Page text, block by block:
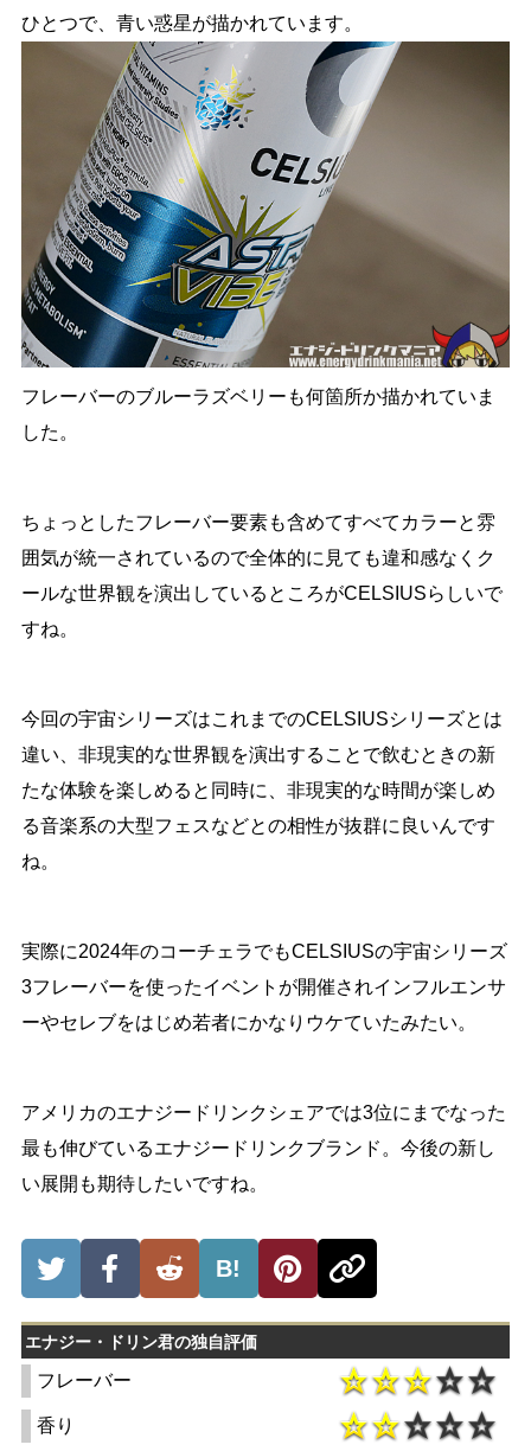
ひとつで、青い惑星が描かれています。
フレーバーのブルーラズベリーも何箇所か描かれていま
した。
ちょっとしたフレーバー要素も含めてすべてカラーと雰
囲気が統一されているので全体的に見ても違和感なくク
ールな世界観を演出しているところがCELSIUSらしいで
すね。
今回の宇宙シリーズはこれまでのCELSIUSシリーズとは
違い、非現実的な世界観を演出することで飲むときの新
たな体験を楽しめると同時に、非現実的な時間が楽しめ
る音楽系の大型フェスなどとの相性が抜群に良いんです
ね。
実際に2024年のコーチェラでもCELSIUSの宇宙シリーズ
3フレーバーを使ったイベントが開催されインフルエンサ
ーやセレブをはじめ若者にかなりウケていたみたい。
アメリカのエナジードリンクシェアでは3位にまでなった
最も伸びているエナジードリンクブランド。今後の新し
い展開も期待したいですね。
B!
エナジー・ドリン君の独自評価
フレーバー
香り